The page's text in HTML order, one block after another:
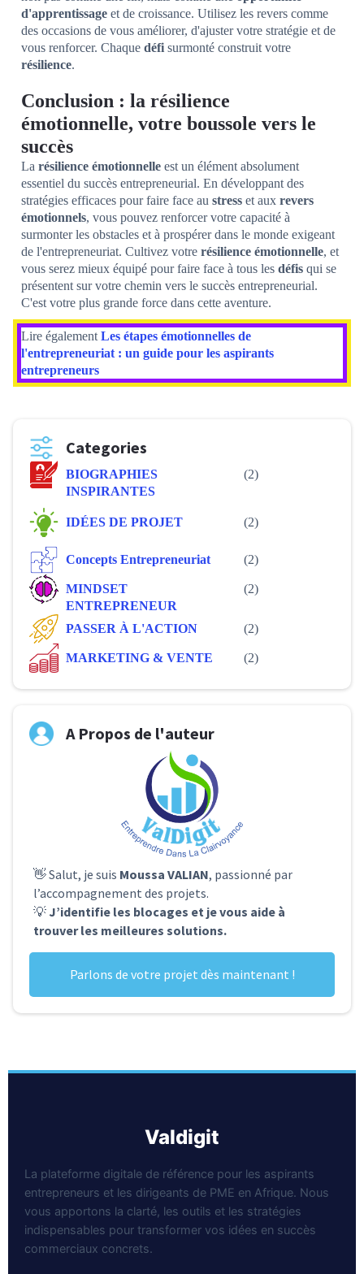
d'apprentissage et de croissance. Utilisez les revers comme
des occasions de vous améliorer, d'ajuster votre stratégie et de
vous renforcer. Chaque défi surmonté construit votre
résilience.
Conclusion : la résilience
émotionnelle, votre boussole vers le
succès
La résilience émotionnelle est un élément absolument
essentiel du succès entrepreneurial. En développant des
stratégies efficaces pour faire face au stress et aux revers
émotionnels, vous pouvez renforcer votre capacité à
surmonter les obstacles et à prospérer dans le monde exigeant
de l'entrepreneuriat. Cultivez votre résilience émotionnelle, et
vous serez mieux équipé pour faire face à tous les défis qui se
présentent sur votre chemin vers le succès entrepreneurial.
C'est votre plus grande force dans cette aventure.
Lire également Les étapes émotionnelles de
l'entrepreneuriat : un guide pour les aspirants
entrepreneurs
Categories
BIOGRAPHIES
INSPIRANTES
(2)
IDÉES DE PROJET (2)
Concepts Entrepreneuriat (2)
MINDSET
ENTREPRENEUR
(2)
PASSER À L'ACTION (2)
MARKETING & VENTE (2)
A Propos de l'auteur
👋 Salut, je suis Moussa VALIAN, passionné par
l’accompagnement des projets.
💡 J’identifie les blocages et je vous aide à
trouver les meilleures solutions.
Parlons de votre projet dès maintenant !
valdigit
La plateforme digitale de référence pour les aspirants
entrepreneurs et les dirigeants de PME en Afrique. Nous
vous apportons la clarté, les outils et les stratégies
indispensables pour transformer vos idées en succès
commerciaux concrets.